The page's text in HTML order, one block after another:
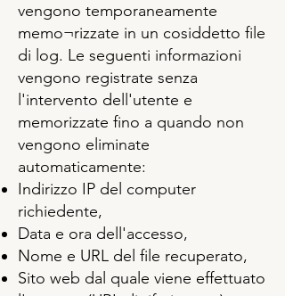
vengono temporaneamente
memo¬rizzate in un cosiddetto file
di log. Le seguenti informazioni
vengono registrate senza
l'intervento dell'utente e
memorizzate fino a quando non
vengono eliminate
automaticamente:
Indirizzo IP del computer
richiedente,
Data e ora dell'accesso,
Nome e URL del file recuperato,
Sito web dal quale viene effettuato